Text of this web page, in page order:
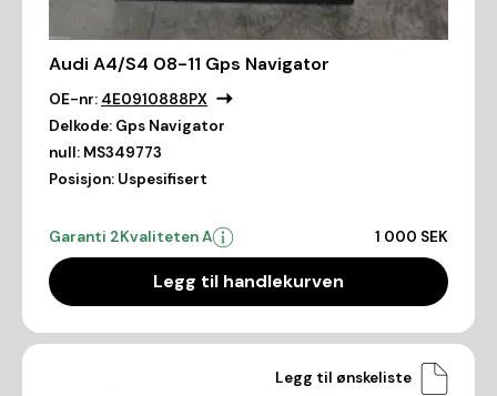
Audi A4/S4 08-11 Gps Navigator
OE-nr: 4E0910888PX
Delkode: Gps Navigator
null: MS349773
Posisjon: Uspesifisert
Garanti 2Kvaliteten A 1 000 SEK
Legg til handlekurven
Legg til ønskeliste